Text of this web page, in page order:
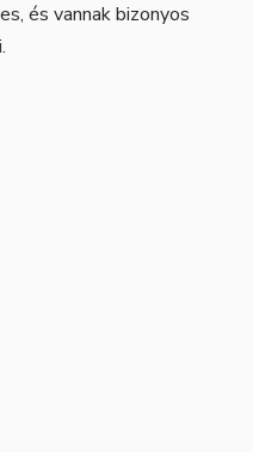
és vannak bizonyos